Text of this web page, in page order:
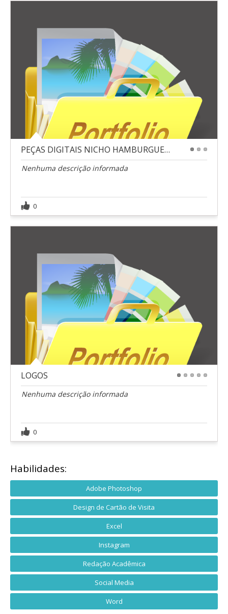
PEÇAS DIGITAIS NICHO HAMBURGUERIA
Nenhuma descrição informada
0
LOGOS
Nenhuma descrição informada
0
Habilidades:
Adobe Photoshop
Design de Cartão de Visita
Excel
Instagram
Redação Acadêmica
Social Media
Word